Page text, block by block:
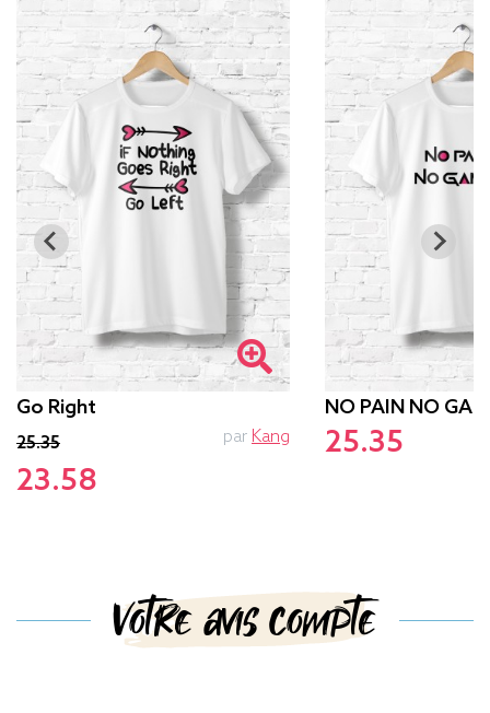
Go Right
25.35
23.58
par Kang
NO PAIN NO
25.35
Votre avis compte